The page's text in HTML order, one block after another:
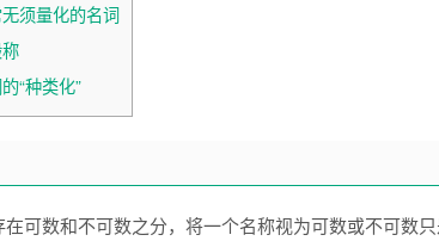
须量化的名词
“种类化”
可数和不可数之分，将一个名称视为可数或不可数